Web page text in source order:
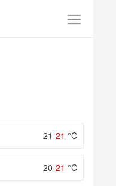
21-21 °C
20-21 °C